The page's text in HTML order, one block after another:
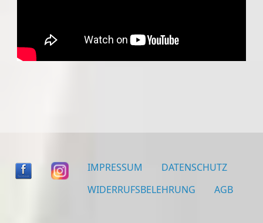
IMPRESSUM
DATENSCHUTZ
WIDERRUFSBELEHRUNG
AGB